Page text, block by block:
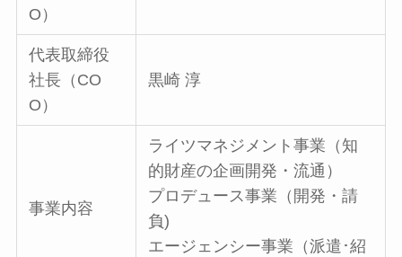
O）
代表取締役
社長（CO
O）
黒崎 淳
事業内容
ライツマネジメント事業（知
的財産の企画開発・流通）
プロデュース事業（開発・請
負)
エージェンシー事業（派遣･紹